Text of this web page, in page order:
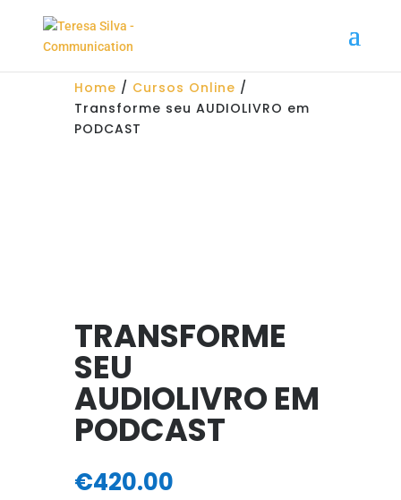
Home / Cursos Online /
Transforme seu AUDIOLIVRO em
PODCAST
TRANSFORME
SEU
AUDIOLIVRO EM
PODCAST
€420.00